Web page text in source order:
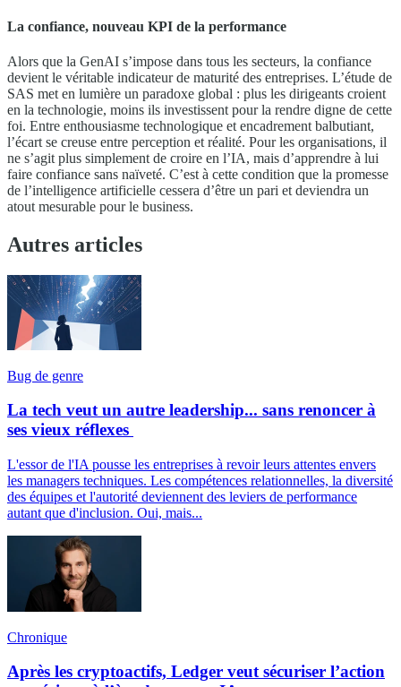
La confiance, nouveau KPI de la performance
Alors que la GenAI s’impose dans tous les secteurs, la confiance
devient le véritable indicateur de maturité des entreprises. L’étude de
SAS met en lumière un paradoxe global : plus les dirigeants croient
en la technologie, moins ils investissent pour la rendre digne de cette
foi. Entre enthousiasme technologique et encadrement balbutiant,
l’écart se creuse entre perception et réalité. Pour les organisations, il
ne s’agit plus simplement de croire en l’IA, mais d’apprendre à lui
faire confiance sans naïveté. C’est à cette condition que la promesse
de l’intelligence artificielle cessera d’être un pari et deviendra un
atout mesurable pour le business.
Autres articles
Bug de genre
La tech veut un autre leadership... sans renoncer à
ses vieux réflexes
L'essor de l'IA pousse les entreprises à revoir leurs attentes envers
les managers techniques. Les compétences relationnelles, la diversité
des équipes et l'autorité deviennent des leviers de performance
autant que d'inclusion. Oui, mais...
Chronique
Après les cryptoactifs, Ledger veut sécuriser l’action